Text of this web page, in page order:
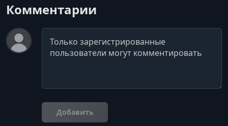
Комментарии
Комментарий
Добавить